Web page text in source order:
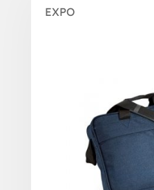
EXPO